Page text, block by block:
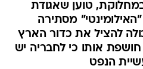
במחלוקת, טוען שאגודת
מסתירה
להציל את כדור הארץ
אותו כי לחבריה יש
הנפט